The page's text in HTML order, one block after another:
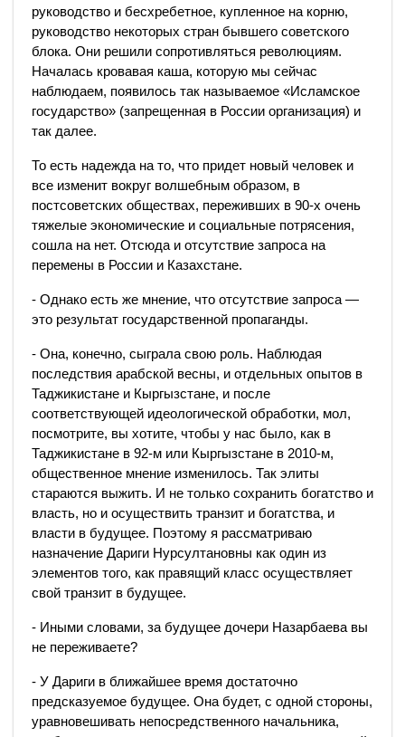
руководство и бесхребетное, купленное на корню,
руководство некоторых стран бывшего советского
блока. Они решили сопротивляться революциям.
Началась кровавая каша, которую мы сейчас
наблюдаем, появилось так называемое «Исламское
государство» (запрещенная в России организация) и
так далее.
То есть надежда на то, что придет новый человек и
все изменит вокруг волшебным образом, в
постсоветских обществах, переживших в 90-х очень
тяжелые экономические и социальные потрясения,
сошла на нет. Отсюда и отсутствие запроса на
перемены в России и Казахстане.
- Однако есть же мнение, что отсутствие запроса —
это результат государственной пропаганды.
- Она, конечно, сыграла свою роль. Наблюдая
последствия арабской весны, и отдельных опытов в
Таджикистане и Кыргызстане, и после
соответствующей идеологической обработки, мол,
посмотрите, вы хотите, чтобы у нас было, как в
Таджикистане в 92-м или Кыргызстане в 2010-м,
общественное мнение изменилось. Так элиты
стараются выжить. И не только сохранить богатство и
власть, но и осуществить транзит и богатства, и
власти в будущее. Поэтому я рассматриваю
назначение Дариги Нурсултановны как один из
элементов того, как правящий класс осуществляет
свой транзит в будущее.
- Иными словами, за будущее дочери Назарбаева вы
не переживаете?
- У Дариги в ближайшее время достаточно
предсказуемое будущее. Она будет, с одной стороны,
уравновешивать непосредственного начальника,